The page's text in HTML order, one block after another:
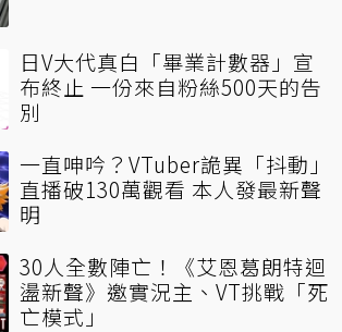
日V大代真白「畢業計數器」宣
布終止 一份來自粉絲500天的告
別
一直呻吟？VTuber詭異「抖動」
直播破130萬觀看 本人發最新聲
明
30人全數陣亡！《艾恩葛朗特迴
盪新聲》邀實況主、VT挑戰「死
亡模式」